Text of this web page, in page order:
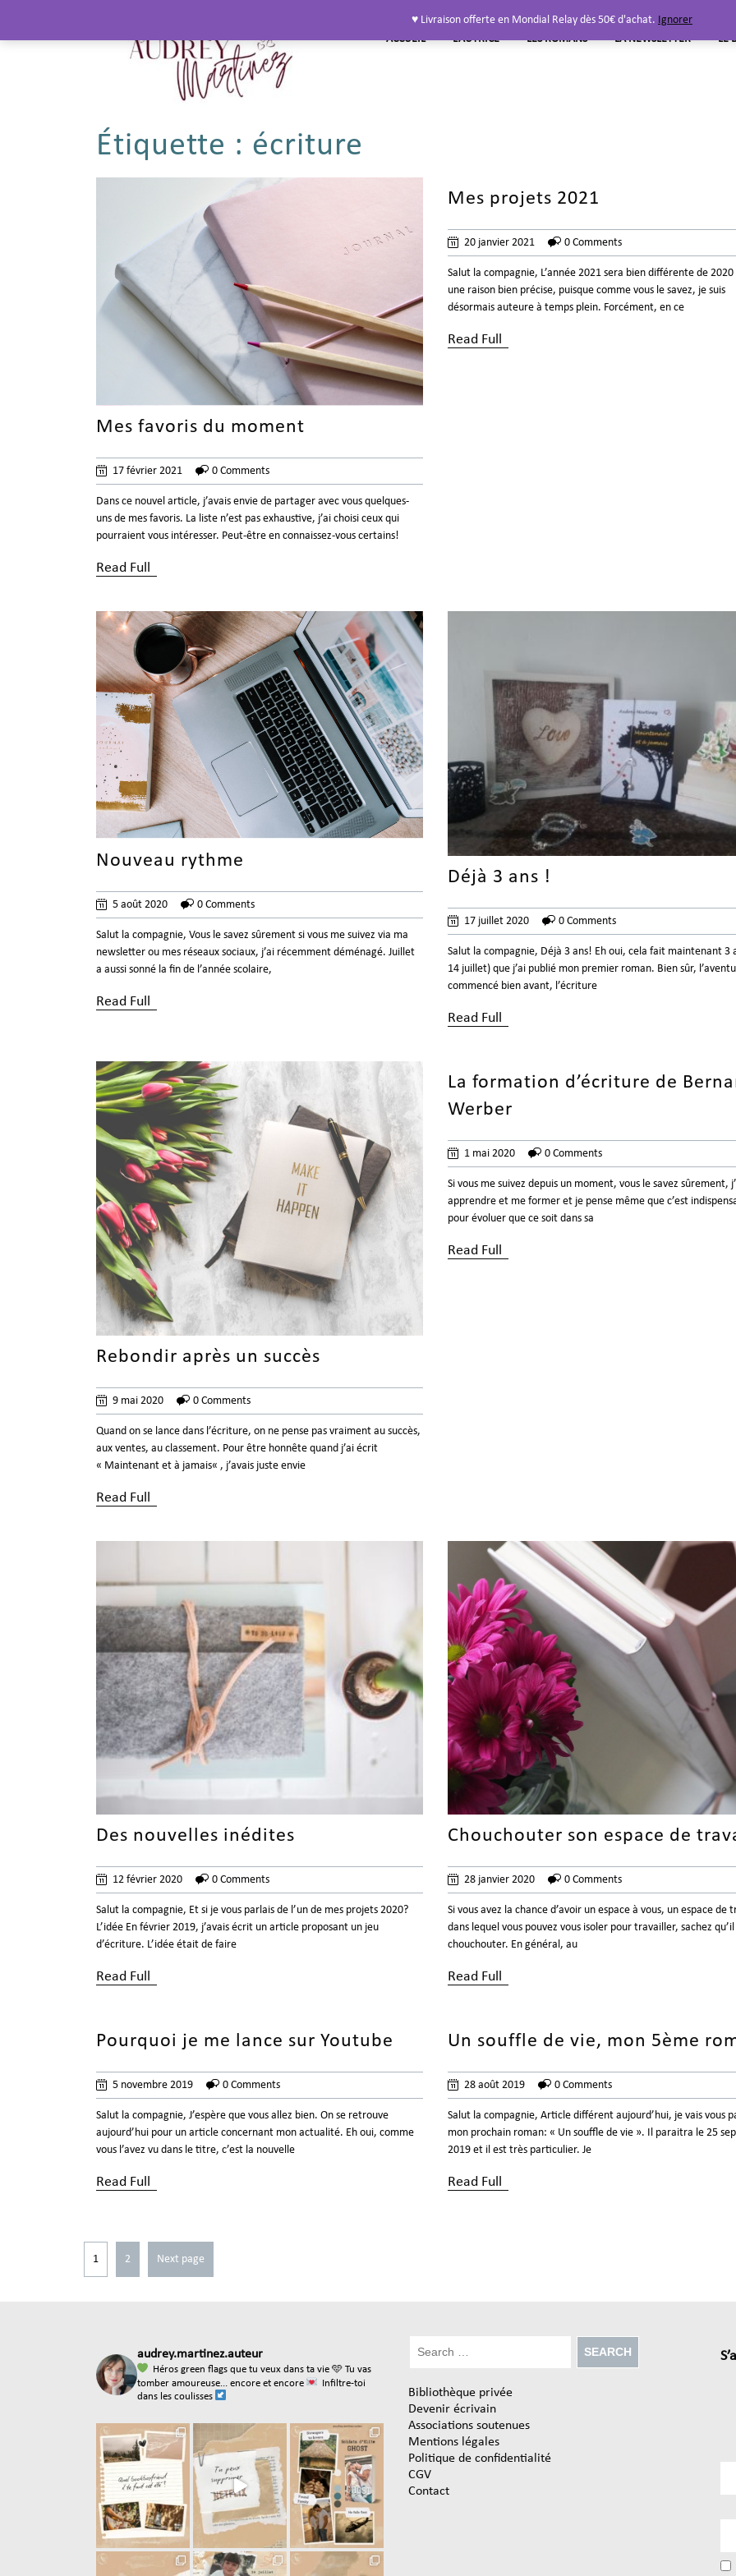
ACCUEIL L’AUTRICE LES ROMANS LA NEWSLETTER LE
Étiquette : écriture
Mes favoris du moment
17 février 2021 0 Comments
Dans ce nouvel article, j’avais envie de partager avec vous quelques-
uns de mes favoris. La liste n’est pas exhaustive, j’ai choisi ceux qui
pourraient vous intéresser. Peut-être en connaissez-vous certains!
Read Full
Mes projets 2021
20 janvier 2021 0 Comments
Salut la compagnie, L’année 2021 sera bien différente de
une raison bien précise, puisque comme vous le savez, je suis
désormais auteure à temps plein. Forcément, en ce
Read Full
Nouveau rythme
5 août 2020 0 Comments
Salut la compagnie, Vous le savez sûrement si vous me suivez via ma
newsletter ou mes réseaux sociaux, j’ai récemment déménagé. Juillet
a aussi sonné la fin de l’année scolaire,
Read Full
Déjà 3 ans !
17 juillet 2020 0 Comments
Salut la compagnie, Déjà 3 ans! Eh oui, cela fait maintenant 3
14 juillet) que j’ai publié mon premier roman. Bien sûr,
commencé bien avant, l’écriture
Read Full
Rebondir après un succès
9 mai 2020 0 Comments
Quand on se lance dans l’écriture, on ne pense pas vraiment au succès,
aux ventes, au classement. Pour être honnête quand j’ai écrit
« Maintenant et à jamais« , j’avais juste envie
Read Full
La formation d’écriture de
Werber
1 mai 2020 0 Comments
Si vous me suivez depuis un moment, vous le savez sûrement,
apprendre et me former et je pense même que c’est
pour évoluer que ce soit dans sa
Read Full
Des nouvelles inédites
12 février 2020 0 Comments
Salut la compagnie, Et si je vous parlais de l’un de mes projets 2020?
L’idée En février 2019, j’avais écrit un article proposant un jeu
d’écriture. L’idée était de faire
Read Full
Chouchouter son espace de
28 janvier 2020 0 Comments
Si vous avez la chance d’avoir un espace à vous, un espace de
dans lequel vous pouvez vous isoler pour travailler, sachez
chouchouter. En général, au
Read Full
Pourquoi je me lance sur Youtube
5 novembre 2019 0 Comments
Salut la compagnie, J’espère que vous allez bien. On se retrouve
aujourd’hui pour un article concernant mon actualité. Eh oui, comme
vous l’avez vu dans le titre, c’est la nouvelle
Read Full
Un souffle de vie, mon 5ème
28 août 2019 0 Comments
Salut la compagnie, Article différent aujourd’hui, je vais vous
mon prochain roman: « Un souffle de vie ». Il paraitra le 25
2019 et il est très particulier. Je
Read Full
1 2 Next page
audrey.martinez.auteur
Héros green flags que tu veux dans ta vie 🩵 Tu vas
tomber amoureuse... encore et encore
Infiltre-toi
dans les coulisses
Bibliothèque privée
Devenir écrivain
Associations soutenues
Mentions légales
Politique de confidentialité
CGV
Contact
♥ Livraison offerte en Mondial Relay dès 50€ d'achat. Ignorer